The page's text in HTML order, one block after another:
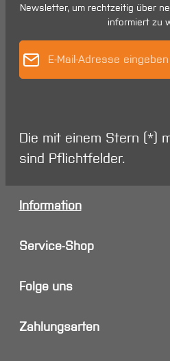
Newsletter, um rechtzeitig über
informiert zu
Die mit einem Stern (*)
sind Pflichtfelder.
Information
Service-Shop
Folge uns
Zahlungsarten